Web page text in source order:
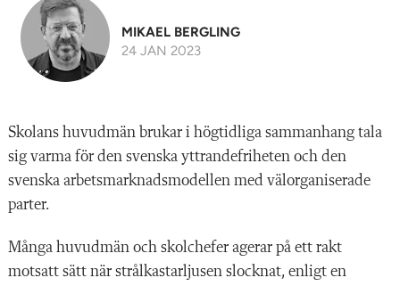
MIKAEL BERGLING
24 JAN 2023
Skolans huvudmän brukar i högtidliga sammanhang tala
sig varma för den svenska yttrandefriheten och den
svenska arbetsmarknadsmodellen med välorganiserade
parter.
Många huvudmän och skolchefer agerar på ett rakt
motsatt sätt när strålkastarljusen slocknat, enligt en